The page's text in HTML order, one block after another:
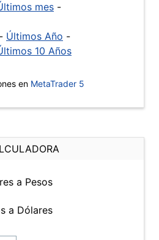
mes -
- Últimos Año -
10 Años
en MetaTrader 5
a Pesos
a Dólares